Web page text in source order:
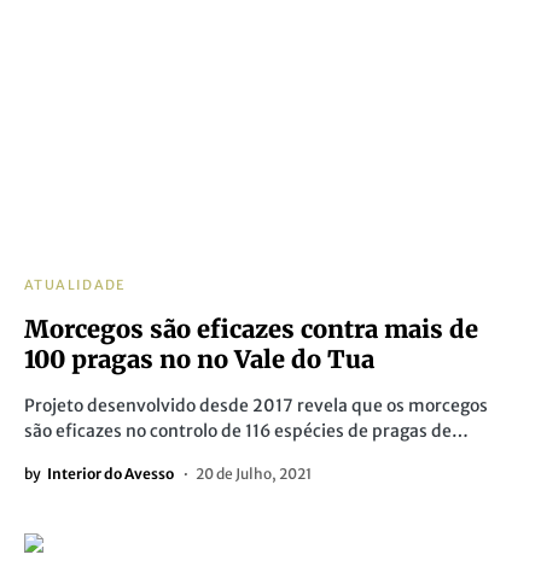
ATUALIDADE
Morcegos são eficazes contra mais de
100 pragas no no Vale do Tua
Projeto desenvolvido desde 2017 revela que os morcegos
são eficazes no controlo de 116 espécies de pragas de…
by Interior do Avesso 20 de Julho, 2021